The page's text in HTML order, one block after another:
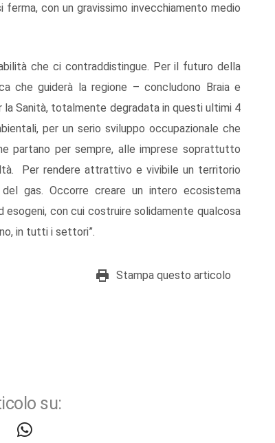
con un gravissimo invecchiamento medio
che ci contraddistingue. Per il futuro della
che guiderà la regione – concludono Braia e
Sanità, totalmente degradata in questi ultimi 4
per un serio sviluppo occupazionale che
partano per sempre, alle imprese soprattutto
Per rendere attrattivo e vivibile un territorio
gas. Occorre creare un intero ecosistema
con cui costruire solidamente qualcosa
in tutti i settori”.
Stampa questo articolo
su: